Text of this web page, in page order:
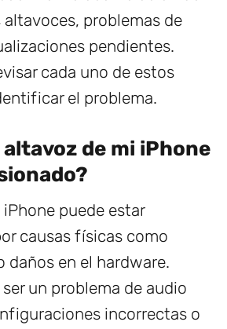
problemas de
pendientes.
cada uno de estos
el problema.
de mi iPhone
puede estar
causas físicas como
daños en el hardware.
un problema de audio
incorrectas o